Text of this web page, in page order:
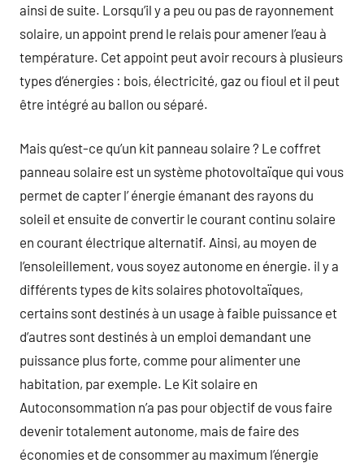
ainsi de suite. Lorsqu’il y a peu ou pas de rayonnement
solaire, un appoint prend le relais pour amener l’eau à
température. Cet appoint peut avoir recours à plusieurs
types d’énergies : bois, électricité, gaz ou fioul et il peut
être intégré au ballon ou séparé.
Mais qu’est-ce qu’un kit panneau solaire ? Le coffret
panneau solaire est un système photovoltaïque qui vous
permet de capter l’ énergie émanant des rayons du
soleil et ensuite de convertir le courant continu solaire
en courant électrique alternatif. Ainsi, au moyen de
l’ensoleillement, vous soyez autonome en énergie. il y a
différents types de kits solaires photovoltaïques,
certains sont destinés à un usage à faible puissance et
d’autres sont destinés à un emploi demandant une
puissance plus forte, comme pour alimenter une
habitation, par exemple. Le Kit solaire en
Autoconsommation n’a pas pour objectif de vous faire
devenir totalement autonome, mais de faire des
économies et de consommer au maximum l’énergie